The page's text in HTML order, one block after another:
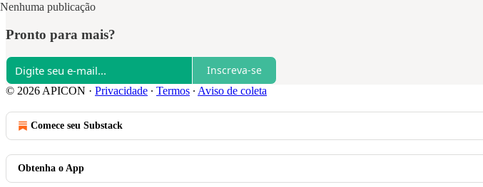
Nenhuma publicação
Pronto para mais?
Inscreva-se
© 2026 APICON · Privacidade ∙ Termos ∙ Aviso de coleta
Comece seu Substack
Obtenha o App